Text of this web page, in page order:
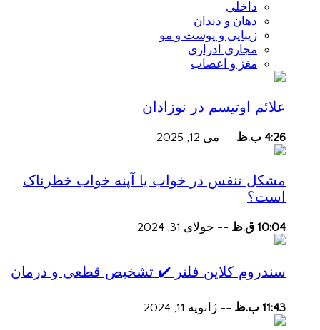
داخلی
دهان و دندان
زیبایی و پوست و مو
مجاری ادراری
مغز و اعصاب
علائم اوتیسم در نوزادان
4:26 ب.ظ -- می 12, 2025
مشکل تنفس در خواب یا آپنه خواب خطرناک
است؟
10:04 ق.ظ -- جولای 31, 2024
سندروم کلاین فلتر ✔️ تشخیص قطعی و درمان
11:43 ب.ظ -- ژانویه 11, 2024